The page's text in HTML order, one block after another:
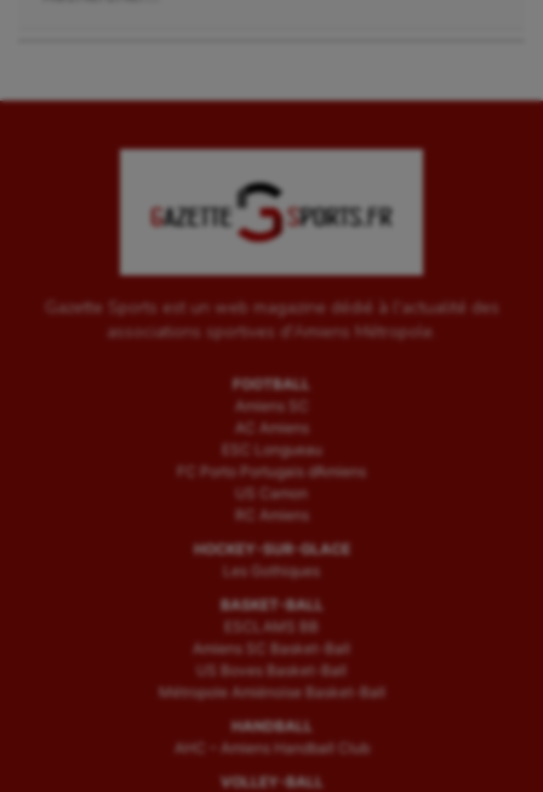
Gazette Sports est un web magazine dédié à l'actualité des
associations sportives d'Amiens Métropole.
FOOTBALL
Amiens SC
AC Amiens
ESC Longueau
FC Porto Portugais d’Amiens
US Camon
RC Amiens
HOCKEY-SUR-GLACE
Les Gothiques
BASKET-BALL
ESCLAMS BB
Amiens SC Basket-Ball
US Boves Basket-Ball
Métropole Amiénoise Basket-Ball
HANDBALL
AHC – Amiens Handball Club
VOLLEY-BALL